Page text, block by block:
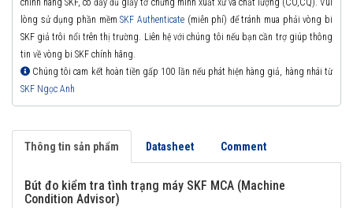
chính hãng SKF, có đầy đủ giấy tờ chứng minh xuất xứ và chất lượng (CO,CQ). Vui
lòng sử dụng phần mềmSKF Authenticate(miễn phí) để tránh mua phải vòng bi
SKF giả trôi nổi trên thị trường. Liên hệ với chúng tôi nếu bạn cần trợ giúp thông
tin về vòng bi SKF chính hãng.
Chúng tôi cam kết hoàn tiền gấp 100 lần nếu phát hiện hàng giả, hàng nhái từ
SKF Ngọc Anh
Thông tin sản phẩm Datasheet Comment
Bút đo kiểm tra tình trạng máy SKF MCA (Machine
Condition Advisor)